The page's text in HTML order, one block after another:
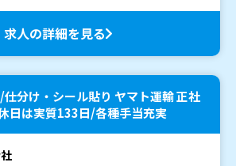
求人の詳細を見る
分け・シール貼り ヤマト運輸 正社
日は実質133日/各種手当充実